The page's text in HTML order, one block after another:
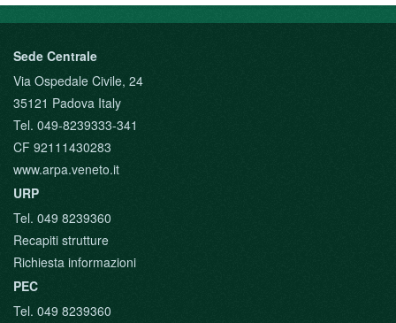
Sede Centrale
Via Ospedale Civile, 24
35121 Padova Italy
Tel. 049-8239333-341
CF 92111430283
www.arpa.veneto.it
URP
Tel. 049 8239360
Recapiti strutture
Richiesta informazioni
PEC
Tel. 049 8239360